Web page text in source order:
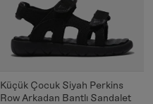
Küçük Çocuk Siyah Perkins
Row Arkadan Bantlı Sandalet